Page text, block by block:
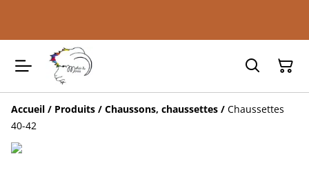
Accueil / Produits / Chaussons, chaussettes / Chaussettes
40-42